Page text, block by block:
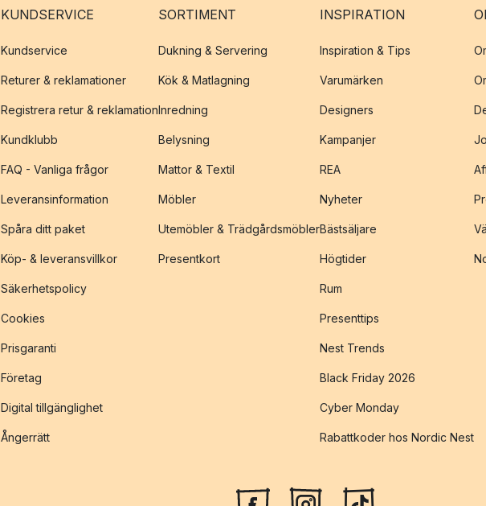
KUNDSERVICE
Kundservice
Returer & reklamationer
Registrera retur & reklamation
Kundklubb
FAQ - Vanliga frågor
Leveransinformation
Spåra ditt paket
Köp- & leveransvillkor
Säkerhetspolicy
Cookies
Prisgaranti
Företag
Digital tillgänglighet
Ångerrätt
SORTIMENT
Dukning & Servering
Kök & Matlagning
Inredning
Belysning
Mattor & Textil
Möbler
Utemöbler & Trädgårdsmöbler
Presentkort
INSPIRATION
Inspiration & Tips
Varumärken
Designers
Kampanjer
REA
Nyheter
Bästsäljare
Högtider
Rum
Presenttips
Nest Trends
Black Friday 2026
Cyber Monday
Rabattkoder hos Nordic Nest